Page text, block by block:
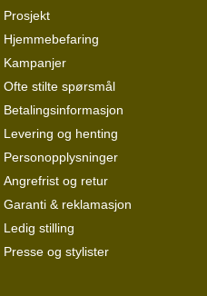
Prosjekt
Hjemmebefaring
Kampanjer
Ofte stilte spørsmål
Betalingsinformasjon
Levering og henting
Personopplysninger
Angrefrist og retur
Garanti & reklamasjon
Ledig stilling
Presse og stylister